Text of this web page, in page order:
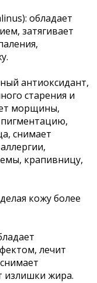
обладает
затягивает
антиоксидант,
старения и
морщины,
пигментацию,
снимает
крапивницу,
кожу более
лечит
излишки жира.